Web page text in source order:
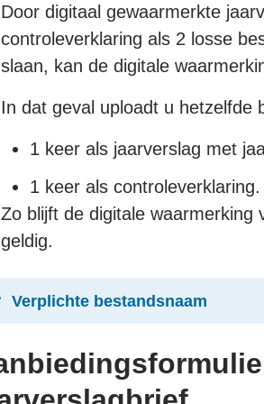
Door digitaal gewaarmerkte
controleverklaring als 2 losse
slaan, kan de digitale
In dat geval uploadt u hetzelfde
1 keer als jaarverslag met
1 keer als controleverklaring.
Zo blijft de digitale waarmerking
geldig.
Verplichte bestandsnaam